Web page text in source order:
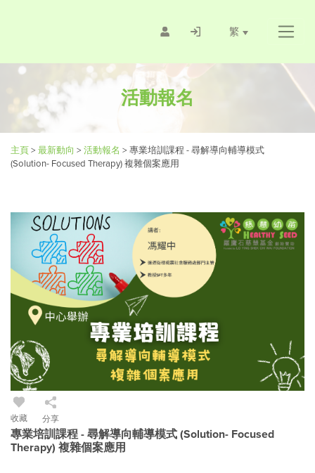
繁
活動報名
主頁> 最新動向 > 活動報名 > 專業培訓課程 - 尋解導向輔導模式
(Solution- Focused Therapy) 複雜個案應用
收藏 分享
專業培訓課程 - 尋解導向輔導模式 (Solution- Focused
Therapy) 複雜個案應用